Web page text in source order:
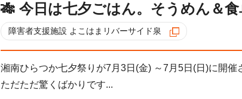
🎋 今日は七夕ごはん。そうめん＆
障害者支援施設 よこはまリバーサイド泉
湘南ひらつか七夕祭りが7月3日(金) ～7月5日(日)に開
ただただ驚くばかりです...